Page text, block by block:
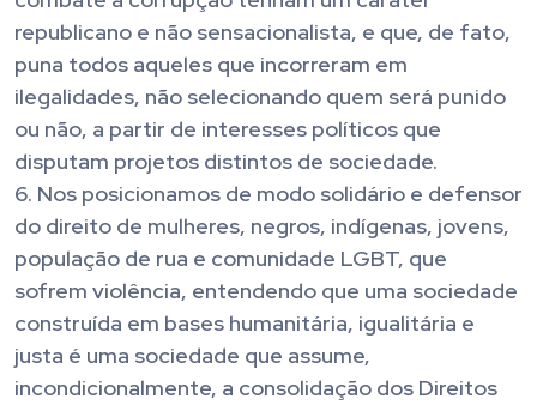
republicano e não sensacionalista, e que, de fato,
puna todos aqueles que incorreram em
ilegalidades, não selecionando quem será punido
ou não, a partir de interesses políticos que
disputam projetos distintos de sociedade.
6. Nos posicionamos de modo solidário e defensor
do direito de mulheres, negros, indígenas, jovens,
população de rua e comunidade LGBT, que
sofrem violência, entendendo que uma sociedade
construída em bases humanitária, igualitária e
justa é uma sociedade que assume,
incondicionalmente, a consolidação dos Direitos